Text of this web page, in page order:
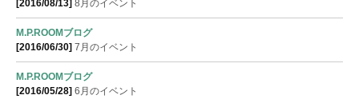
[2016/08/13] 8月のイベント
M.P.ROOMブログ
[2016/06/30] 7月のイベント
M.P.ROOMブログ
[2016/05/28] 6月のイベント